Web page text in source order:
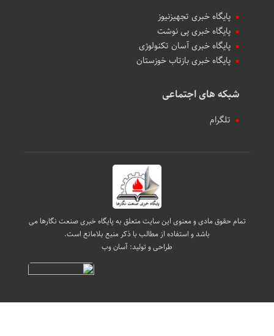
پایگاه خبری تجهیزنیوز
پایگاه خبری پی نوشت
پایگاه خبری آسان تکنولوژی
پایگاه خبری بازتاب خوزستان
شبکه های اجتماعی
تلگرام
تمام حقوق مادی و معنوی این سایت متعلق به پایگاه خبری صنعت نگارها می
باشد و استفاده از مطالب با ذکر منبع بلامانع است.
طراحی و تولید:آسان وب